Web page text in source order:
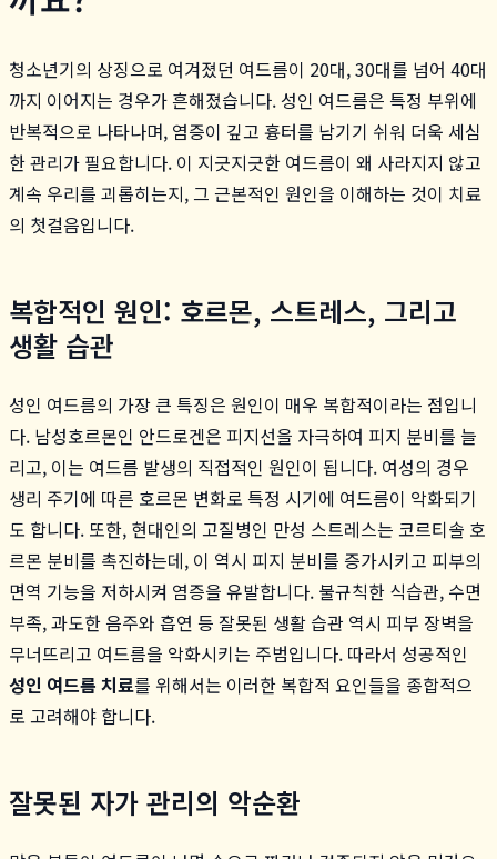
청소년기의 상징으로 여겨졌던 여드름이 20대, 30대를 넘어 40대
까지 이어지는 경우가 흔해졌습니다. 성인 여드름은 특정 부위에
반복적으로 나타나며, 염증이 깊고 흉터를 남기기 쉬워 더욱 세심
한 관리가 필요합니다. 이 지긋지긋한 여드름이 왜 사라지지 않고
계속 우리를 괴롭히는지, 그 근본적인 원인을 이해하는 것이 치료
의 첫걸음입니다.
복합적인 원인: 호르몬, 스트레스, 그리고
생활 습관
성인 여드름의 가장 큰 특징은 원인이 매우 복합적이라는 점입니
다. 남성호르몬인 안드로겐은 피지선을 자극하여 피지 분비를 늘
리고, 이는 여드름 발생의 직접적인 원인이 됩니다. 여성의 경우
생리 주기에 따른 호르몬 변화로 특정 시기에 여드름이 악화되기
도 합니다. 또한, 현대인의 고질병인 만성 스트레스는 코르티솔 호
르몬 분비를 촉진하는데, 이 역시 피지 분비를 증가시키고 피부의
면역 기능을 저하시켜 염증을 유발합니다. 불규칙한 식습관, 수면
부족, 과도한 음주와 흡연 등 잘못된 생활 습관 역시 피부 장벽을
무너뜨리고 여드름을 악화시키는 주범입니다. 따라서 성공적인
성인 여드름 치료를 위해서는 이러한 복합적 요인들을 종합적으
로 고려해야 합니다.
잘못된 자가 관리의 악순환